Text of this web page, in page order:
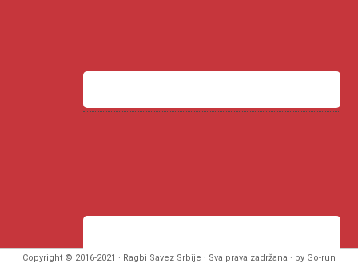
Copyright © 2016-2021 · Ragbi Savez Srbije · Sva prava zadržana · by Go-run